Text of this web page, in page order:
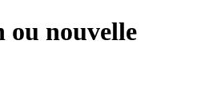
nouvelle